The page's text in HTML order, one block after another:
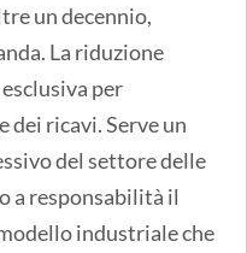
un decennio,
La riduzione
per
dei ricavi. Serve un
del settore delle
a responsabilità il
industriale che